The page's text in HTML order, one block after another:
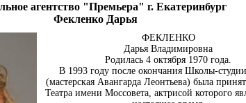
агентство "Премьера" г. Екатеринбург
Фекленко Дарья
ФЕКЛЕНКО
Дарья Владимировна
Родилась 4 октября 1970 года.
В 1993 году после окончания Школы-
(мастерская Авангарда Леонтьева) была
Театра имени Моссовета, актрисой которого